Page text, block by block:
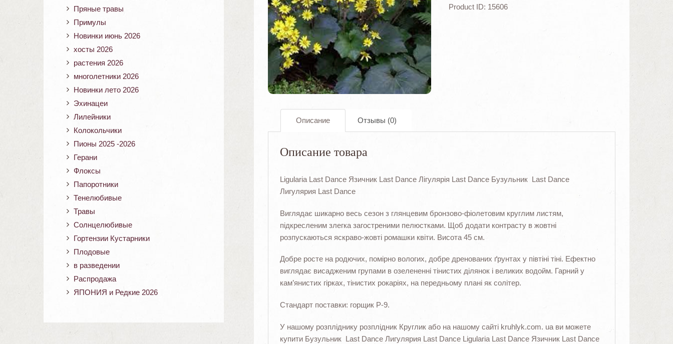
Product ID: 15606
Описание Отзывы (0)
Описание товара
Ligularia Last Dance Язичник Last Dance Лігулярія Last Dance Бузульник Last Dance
Лигулярия Last Dance
Виглядає шикарно весь сезон з глянцевим бронзово-фіолетовим круглим листям,
підкресленим злегка загостреними пелюстками. Щоб додати контрасту в жовтні
розпускаються яскраво-жовті ромашки квіти. Висота 45 см.
Добре росте на родючих, помірно вологих, добре дренованих ґрунтах у півтіні тіні. Ефектно
виглядає висадженим групами в озелененні тінистих ділянок і великих водойм. Гарний у
кам’янистих гірках, тінистих рокаріях, на передньому плані як солітер.
Стандарт поставки: горщик Р-9.
У нашому розпліднику розплідник Круглик або на нашому сайті kruhlyk.com. ua ви можете
купити Бузульник Last Dance Лигулярия Last Dance Ligularia Last Dance Язичник Last Dance
Пряные травы
Примулы
Новинки июнь 2026
хосты 2026
растения 2026
многолетники 2026
Новинки лето 2026
Эхинацеи
Лилейники
Колокольчики
Пионы 2025 -2026
Герани
Флоксы
Папоротники
Тенелюбивые
Травы
Солнцелюбивые
Гортензии Кустарники
Плодовые
в разведении
Распродажа
ЯПОНИЯ и Редкие 2026